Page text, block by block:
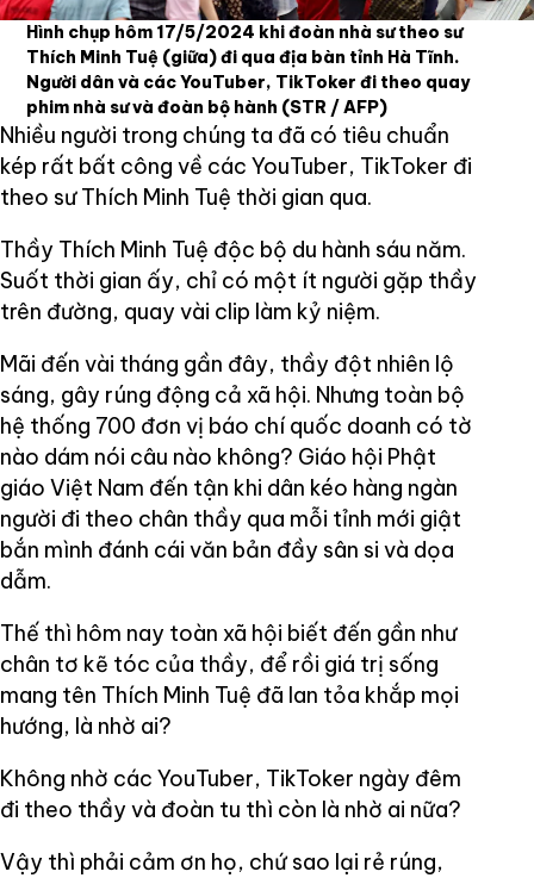
Hình chụp hôm 17/5/2024 khi đoàn nhà sư theo sư
Thích Minh Tuệ (giữa) đi qua địa bàn tỉnh Hà Tĩnh.
Người dân và các YouTuber, TikToker đi theo quay
phim nhà sư và đoàn bộ hành (STR / AFP)
Nhiều người trong chúng ta đã có tiêu chuẩn
kép rất bất công về các YouTuber, TikToker đi
theo sư Thích Minh Tuệ thời gian qua.
Thầy Thích Minh Tuệ độc bộ du hành sáu năm.
Suốt thời gian ấy, chỉ có một ít người gặp thầy
trên đường, quay vài clip làm kỷ niệm.
Mãi đến vài tháng gần đây, thầy đột nhiên lộ
sáng, gây rúng động cả xã hội. Nhưng toàn bộ
hệ thống 700 đơn vị báo chí quốc doanh có tờ
nào dám nói câu nào không? Giáo hội Phật
giáo Việt Nam đến tận khi dân kéo hàng ngàn
người đi theo chân thầy qua mỗi tỉnh mới giật
bắn mình đánh cái văn bản đầy sân si và dọa
dẫm.
Thế thì hôm nay toàn xã hội biết đến gần như
chân tơ kẽ tóc của thầy, để rồi giá trị sống
mang tên Thích Minh Tuệ đã lan tỏa khắp mọi
hướng, là nhờ ai?
Không nhờ các YouTuber, TikToker ngày đêm
đi theo thầy và đoàn tu thì còn là nhờ ai nữa?
Vậy thì phải cảm ơn họ, chứ sao lại rẻ rúng,